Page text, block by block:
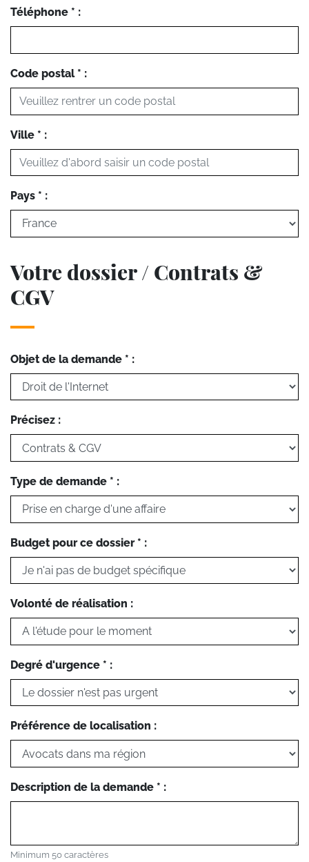
Téléphone * :
Code postal * :
Ville * :
Pays * :
Votre dossier / Contrats &
CGV
Objet de la demande * :
Précisez :
Type de demande * :
Budget pour ce dossier * :
Volonté de réalisation :
Degré d'urgence * :
Préférence de localisation :
Description de la demande * :
Minimum 50 caractères